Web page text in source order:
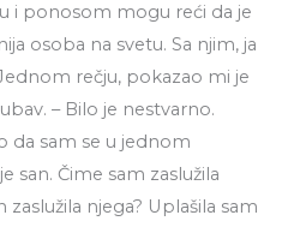
i ponosom mogu reći da je
osoba na svetu. Sa njim, ja
rečju, pokazao mi je
– Bilo je nestvarno.
da sam se u jednom
san. Čime sam zaslužila
njega? Uplašila sam